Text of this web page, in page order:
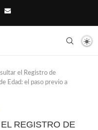
el Registro de
Edad: el paso previo a
REGISTRO DE